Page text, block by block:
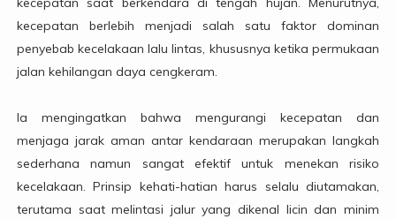
kecepatan berlebih menjadi salah satu faktor dominan
penyebab kecelakaan lalu lintas, khususnya ketika permukaan
jalan kehilangan daya cengkeram.
Ia mengingatkan bahwa mengurangi kecepatan dan
menjaga jarak aman antar kendaraan merupakan langkah
sederhana namun sangat efektif untuk menekan risiko
kecelakaan. Prinsip kehati-hatian harus selalu diutamakan,
terutama saat melintasi jalur yang dikenal licin dan minim